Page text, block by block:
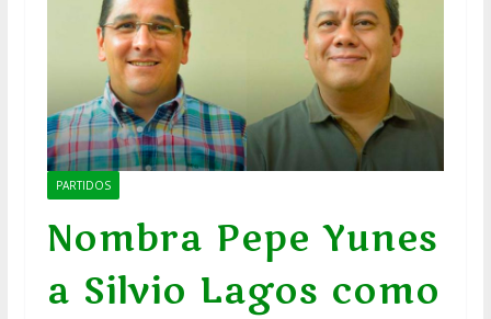
PARTIDOS
Nombra Pepe Yunes
a Silvio Lagos como